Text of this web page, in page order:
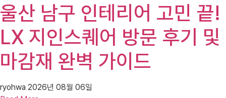
울산 남구 인테리어 고민 끝!
LX 지인스퀘어 방문 후기 및
마감재 완벽 가이드
ryohwa 2026년 08월 06일